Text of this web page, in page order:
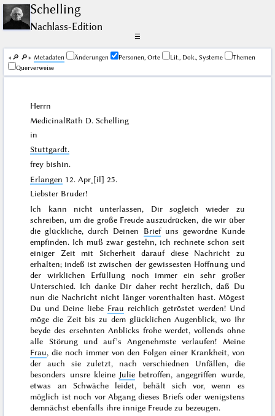
Schelling
Nachlass-Edition
☰
🔎︎ 🔎︎ Me­ta­da­ten Änderungen Personen, Orte Lit., Dok., Systeme
Themen
Querverweise
Herrn
MedicinalRath D. Schelling
in
Stuttgardt.
frey bishin.
Erlangen 12. Apr˖[il] 25.
Liebster Bruder!
Ich kann nicht unterlassen, Dir sogleich wieder zu
schreiben, um die große Freude auszudrücken, die wir über
die glückliche, durch Deinen Briefuns gewordne Kunde
empfinden. Ich muß zwar gestehn, ich rechnete schon seit
einiger Zeit mit Sicherheit darauf diese Nachricht zu
erhalten; indeß ist zwischen der gewissesten Hoffnung und
der wirklichen Erfüllung noch immer ein sehr großer
Unterschied. Ich danke Dir daher recht herzlich, daß Du
nun die Nachricht nicht länger vorenthalten hast. Mögest
Du und Deine liebe Frau reichlich getröstet werden! Und
möge die Zeit bis zu dem glücklichen Augenblick, wo Ihr
beyde des ersehnten Anblicks frohe werdet, vollends ohne
alle Störung und auf’s Angenehmste verlaufen! Meine
Frau, die noch immer von den Folgen einer Krankheit, von
der auch sie zuletzt, nach verschiednen Unfällen, die
besonders unsre kleine Julie betroffen, angegriffen wurde,
etwas an Schwäche leidet, behält sich vor, wenn es
möglich ist noch vor Abgang dieses Briefs oder wenigstens
demnächst ebenfalls ihre innige Freude zu bezeugen.